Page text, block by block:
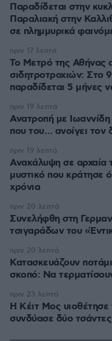
Παραδίδεται στην
Παραλιακή στην
σε πλημμυρικά
Το Μετρό της Αθήνας
σιδητροτροχιών: Στο
παραδίδεται 5 μήνες
πριν 17 λεπτά
Ανατροπή με Ιωαννίδη
που του… ανοίγει τον
πριν 19 λεπτά
Ανακάλυψη σε αρχαία
μυστικό που κράτησε
χρόνια
πριν 19 λεπτά
Συνελήφθη στη
τσιγαράδων του
πριν 20 λεπτά
Κατασκευάζουν
σκοπό: Να
πριν 20 λεπτά
Η Κέιτ Μος
συνδύασε δύο
πριν 23 λεπτά